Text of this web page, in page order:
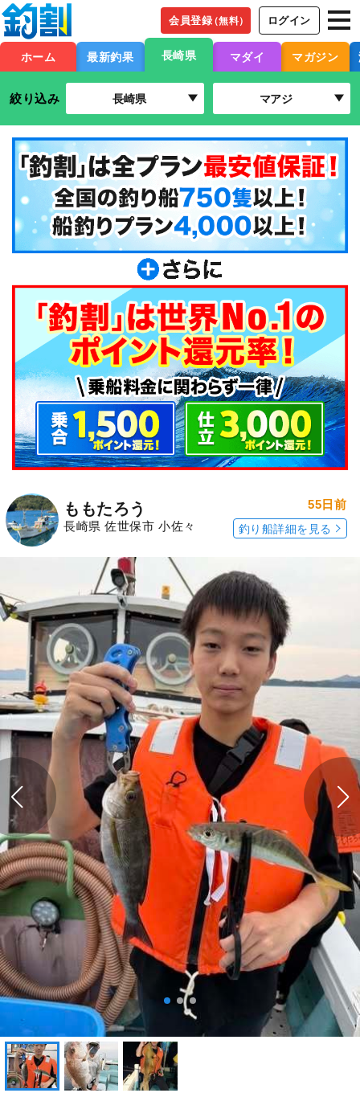
会員登録（無料） ログイン
ホーム 最新釣果 長崎県 マダイ マガジン
絞り込み 長崎県 マアジ
ももたろう
長崎県 佐世保市 小佐々
55日前
釣り船詳細を見る